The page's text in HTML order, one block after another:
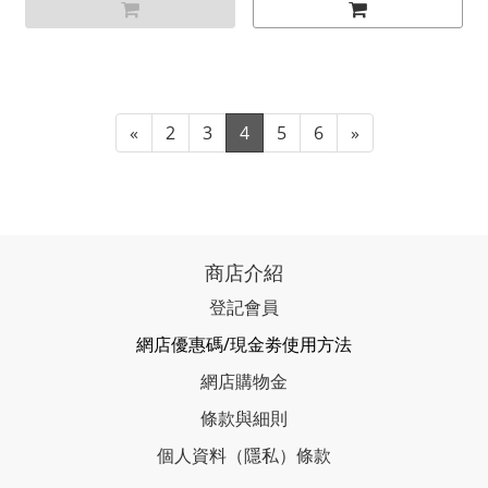
« 2 3 4 5 6 »
商店介紹
登記會員
網店優惠碼/現金劵使用方法
網店購物金
條款與細則
個人資料（隱私）條款